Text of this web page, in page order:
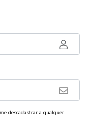
descadastrar a qualquer